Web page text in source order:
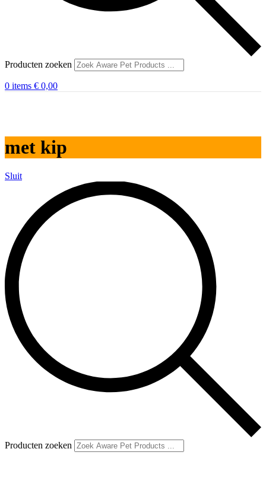
Producten zoeken
0 items € 0,00
met kip
Sluit
Producten zoeken